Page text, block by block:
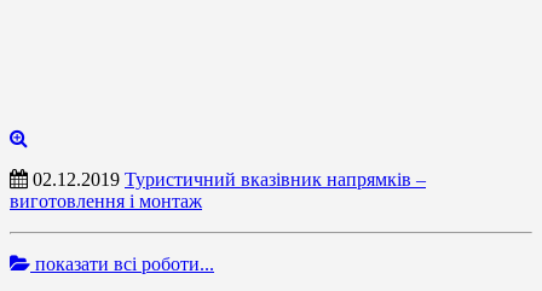
02.12.2019 Туристичний вказівник напрямків –
виготовлення і монтаж
показати всі роботи...